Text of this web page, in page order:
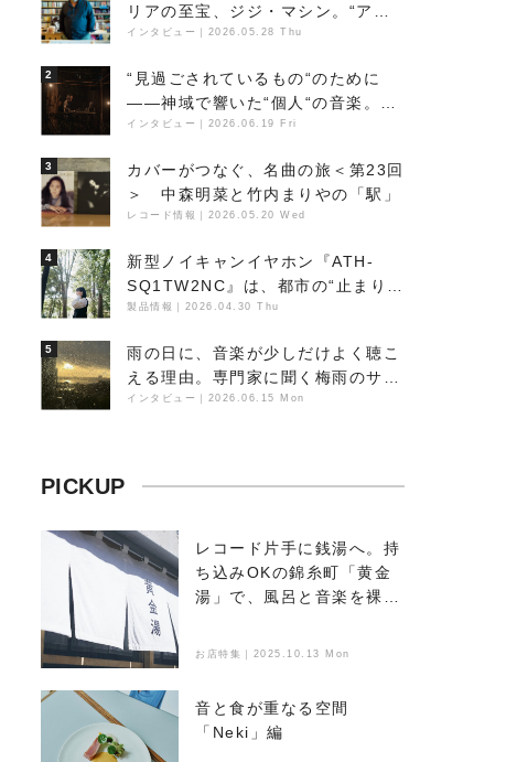
リアの至宝、ジジ・マシン。“アン
ビエントの巨匠”が明かす創作の原
景
インタビュー 2026.05.28 Thu
2
“見過ごされているもの“のために
――神域で響いた“個人“の音楽。冥
丁の『赤城 夜神楽』をレポート
インタビュー 2026.06.19 Fri
3
カバーがつなぐ、名曲の旅＜第23回
＞ 中森明菜と竹内まりやの「駅」
レコード情報 2026.05.20 Wed
4
新型ノイキャンイヤホン『ATH-
SQ1TW2NC』は、都市の“止まり
木”になり得るーシンガーソングラ
製品情報 2026.04.30 Thu
5
雨の日に、音楽が少しだけよく聴こ
える理由。専門家に聞く梅雨のサウ
ンドスケープ
インタビュー 2026.06.15 Mon
PICKUP
レコード片手に銭湯へ。持
ち込みOKの錦糸町「黄金
湯」で、風呂と音楽を裸で
お店特集｜2025.10.13 Mon
音と食が重なる空間
「Neki」編